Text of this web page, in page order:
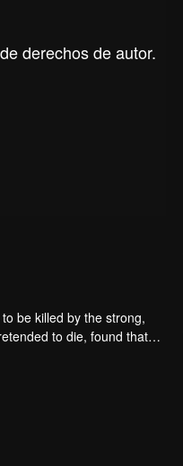
derechos de autor.
be killed by the strong,
to die, found that
foot on the road to find